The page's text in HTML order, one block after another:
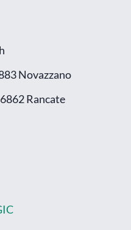
Novazzano
Rancate